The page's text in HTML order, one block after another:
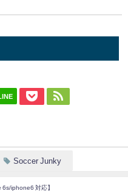
Soccer Junky
iphone6 対応】